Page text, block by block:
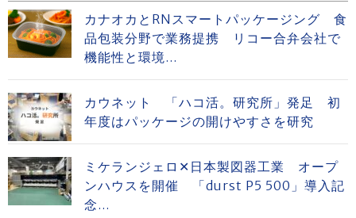
カナオカとRNスマートパッケージング 食
品包装分野で業務提携 リコー合弁会社で
機能性と環境...
カウネット 「ハコ活。研究所」発足 初
年度はパッケージの開けやすさを研究
ミケランジェロ✕日本製図器工業 オープ
ンハウスを開催 「durst P5 500」導入記
念...